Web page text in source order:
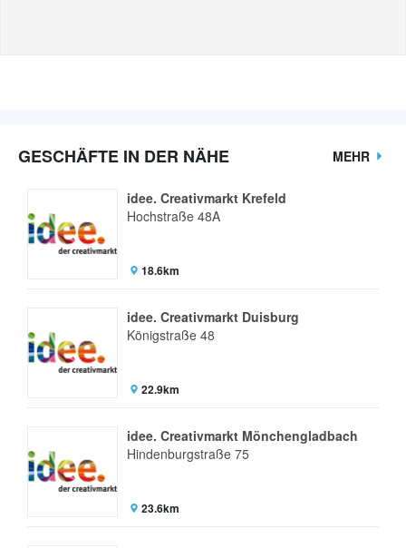
GESCHÄFTE IN DER NÄHE MEHR
idee. Creativmarkt Krefeld
Hochstraße 48A
18.6km
idee. Creativmarkt Duisburg
Königstraße 48
22.9km
idee. Creativmarkt Mönchengladbach
Hindenburgstraße 75
23.6km